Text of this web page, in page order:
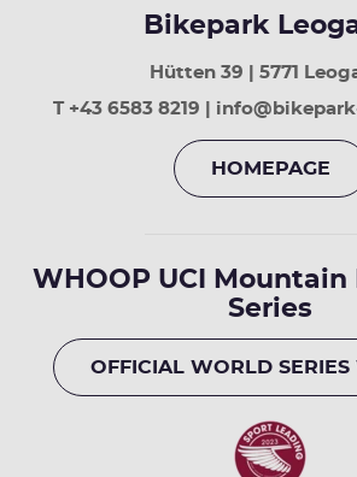
Bikepark
Hütten 39 | 5771
T +43 6583 8219 |
HOMEPAGE
WHOOP UCI Mountain
Series
OFFICIAL WORLD SERIES